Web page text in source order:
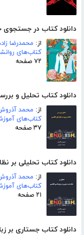
دانلود کتاب در
از: محمدرضا
کتاب‌های
۷۲ صفحه
دانلود کتاب تحلیل و
از: محمد
کتاب‌های
۳۷ صفحه
دانلود کتاب تحلیلی بر
از: محمد
کتاب‌های
۲۱ صفحه
دانلود کتاب جستاری بر